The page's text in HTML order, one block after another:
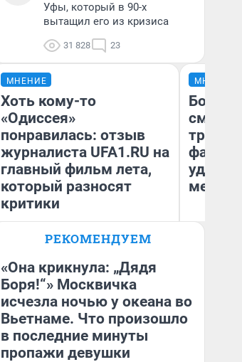
Уфы, который в 90-х
вытащил его из кризиса
31 828 23
МНЕНИЕ
Хоть кому-то
«Одиссея»
понравилась: отзыв
журналиста UFA1.RU на
главный фильм лета,
который разносят
критики
Антон Селиверстов
МНЕНИЕ
месте
РЕКОМЕНДУЕМ
«Она крикнула: „Дядя
Боря!“» Москвичка
исчезла ночью у океана во
Вьетнаме. Что произошло
в последние минуты
пропажи девушки